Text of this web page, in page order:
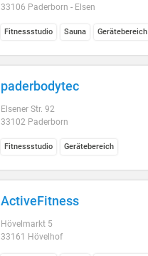
33106 Paderborn - Elsen
Fitnessstudio Sauna Gerätebereich
paderbodytec
Elsener Str. 92
33102 Paderborn
Fitnessstudio Gerätebereich
ActiveFitness
Hövelmarkt 5
33161 Hövelhof